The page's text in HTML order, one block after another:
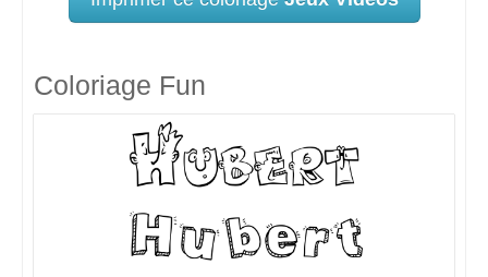
Coloriage Fun